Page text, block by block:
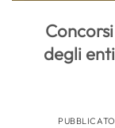
degli
PUBBLICATO